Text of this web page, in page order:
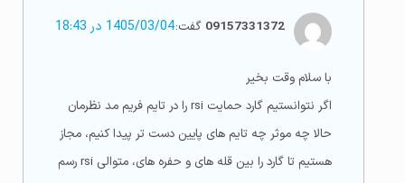
09157331372 گفت:1405/03/04 در 18:43
با سلام وقت بخیر
اگر نتوانستیم گارد حمایت rsi را در تایم فریم مد نظرمان
حالا چه موثر چه تایم های پایین دست تر پیدا کنیم، مجاز
هستیم تا گارد را بین قله های و حفره های، متوالی rsi رسم